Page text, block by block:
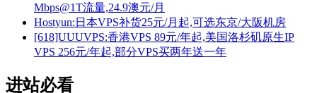
Mbps@1T流量,24.9澳元/月
Hostyun:日本VPS补货25元/月起,可选东京/大阪机房
[618]UUUVPS:香港VPS 89元/年起,美国洛杉矶原生IP
VPS 256元/年起,部分VPS买两年送一年
进站必看